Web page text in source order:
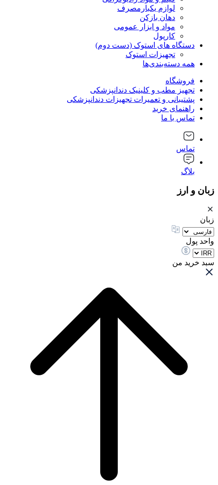
لوازم یکبارمصرف
دهان بازکن
مواد و ابزار عمومی
کارپول
دستگاه های استوک (دست دوم)
تجهیزات استوک
همه دسته‌بندی‌ها
فروشگاه
تجهیز مطب و کلینیک دندانپزشکی
پشتیبانی و تعمیرات تجهیزات دندانپزشکی
راهنمای خرید
تماس با ما
تماس
بلاگ
زبان و ارز
زبان
واحد پول
سبد خرید من